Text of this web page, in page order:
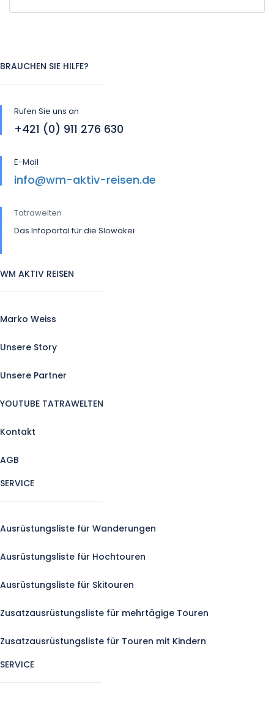
BRAUCHEN SIE HILFE?
Rufen Sie uns an
+421 (0) 911 276 630
E-Mail
info@wm-aktiv-reisen.de
Tatrawelten
Das Infoportal für die Slowakei
WM AKTIV REISEN
Marko Weiss
Unsere Story
Unsere Partner
YOUTUBE TATRAWELTEN
Kontakt
AGB
SERVICE
Ausrüstungsliste für Wanderungen
Ausrüstungsliste für Hochtouren
Ausrüstungsliste für Skitouren
Zusatzausrüstungsliste für mehrtägige Touren
Zusatzausrüstungsliste für Touren mit Kindern
SERVICE